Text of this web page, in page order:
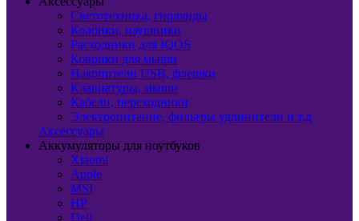
Светотехника, гирлянды
Колонки, наушники
Расходники для IQOS
Коврики для мыши
Накопители USB, флешки
Клавиатуры, мыши
Кабели, переходники
Электропитание, фильтры удлинители и т.д
Аксессуары
Аккумуляторы для ноутбуков
Xiaomi
Apple
MSI
HP
Dell